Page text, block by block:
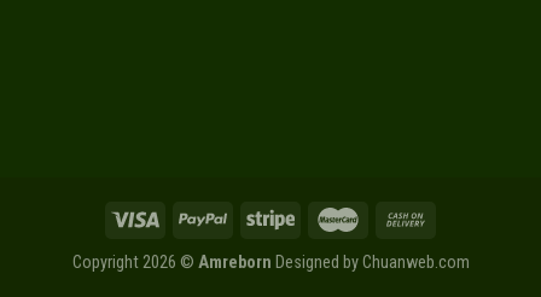
Copyright 2026 © Amreborn Designed byChuanweb.com